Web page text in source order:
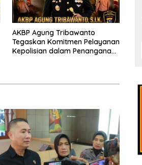
AKBP Agung Tribawanto
Tegaskan Komitmen Pelayanan
Kepolisian dalam Penanganan